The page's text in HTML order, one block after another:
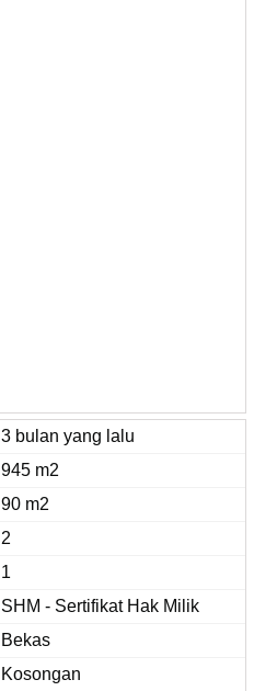
3 bulan yang lalu
945 m2
90 m2
2
1
SHM - Sertifikat Hak Milik
Bekas
Kosongan